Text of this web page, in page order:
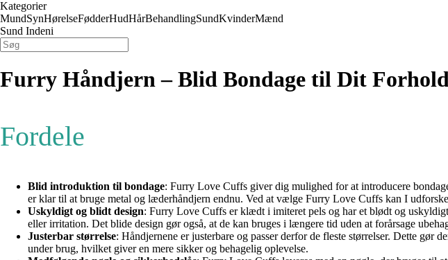
Kategorier
MundSynHørelseFødderHudHårBehandlingSundKvinderMænd
Sund Indeni
Furry Håndjern – Blid Bondage til Dit
Fordele
Blid introduktion til bondage: Furry Love Cuffs giver dig mulighed for at introducere
er klar til at bruge metal og læderhåndjern endnu. Ved at vælge Furry Love Cuffs kan I
Uskyldigt og blidt design: Furry Love Cuffs er klædt i imiteret pels og har et blødt og
eller irritation. Det blide design gør også, at de kan bruges i længere tid uden at forårsage
Justerbar størrelse: Håndjernene er justerbare og passer derfor de fleste størrelser. Dette
under brug, hvilket giver en mere sikker og behagelig oplevelse.